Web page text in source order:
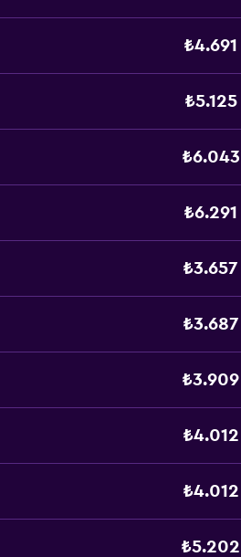
₺4.691
₺5.125
₺6.043
₺6.291
₺3.657
₺3.687
₺3.909
₺4.012
₺4.012
₺5.202